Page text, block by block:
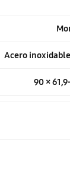
Acero
90 ×